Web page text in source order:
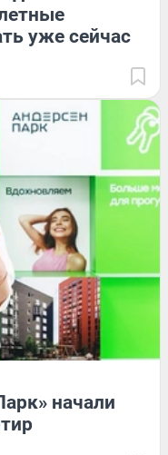
уже сейчас
начали